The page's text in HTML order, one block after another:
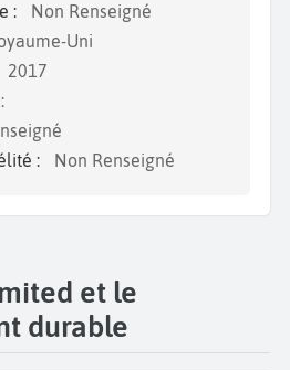
:
Non Renseigné
Uni
2017
:
Non Renseigné
et le
durable